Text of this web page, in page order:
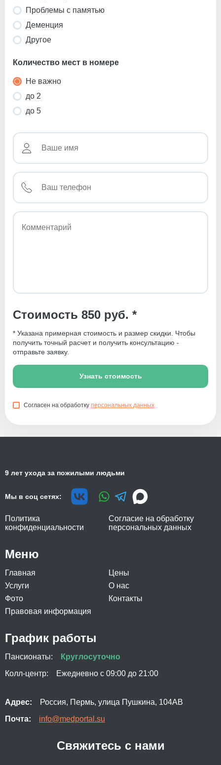
Проблемы с памятью
Деменция
Другое
Количество мест в номере
Не важно
до 2
до 5
Стоимость 850 руб. *
* Указана примерная стоимость и размер скидки. Чтобы
получить точный расчет и получить консультацию -
отправьте заявку.
Узнать стоимость
Согласен на обработку персональных данных
9 лет ухода за пожилыми людьми
Мы в соц сетях:
Политика
конфиденциальности
Согласие на обработку
персональных данных
Меню
Главная
Цены
Услуги
О нас
Фото
Контакты
Правовая информация
График работы
Пансионаты:
Круглосуточно
Колл-центр:
Ежедневно с 09:00 до 21:00
Адрес:
Россия, Пермь, улица Пушкина, 104АВ
Почта:
info@medportal.su
Свяжитесь с нами